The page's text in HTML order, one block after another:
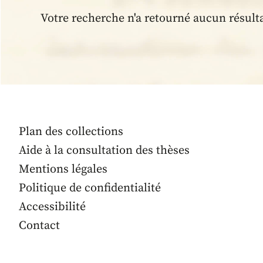
Votre recherche n'a retourné aucun
Plan des collections
Aide à la consultation des thèses
Mentions légales
Politique de confidentialité
Accessibilité
Contact